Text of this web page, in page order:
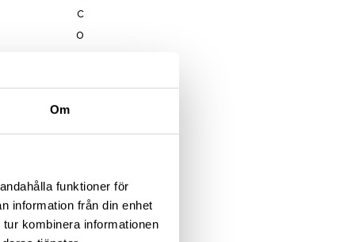
Om
funktioner för
information från din enhet
kombinera informationen
c
o
t
a
r